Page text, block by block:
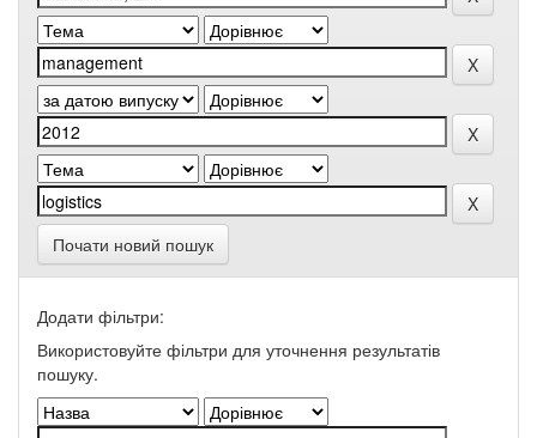
Почати новий пошук
Додати фільтри:
Використовуйте фільтри для уточнення результатів
пошуку.